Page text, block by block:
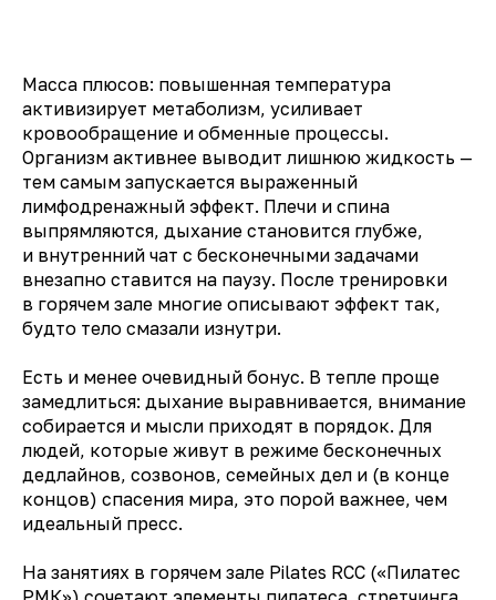
Масса плюсов: повышенная температура
активизирует метаболизм, усиливает
кровообращение и обменные процессы.
Организм активнее выводит лишнюю жидкость —
тем самым запускается выраженный
лимфодренажный эффект. Плечи и спина
выпрямляются, дыхание становится глубже,
и внутренний чат с бесконечными задачами
внезапно ставится на паузу. После тренировки
в горячем зале многие описывают эффект так,
будто тело смазали изнутри.
Есть и менее очевидный бонус. В тепле проще
замедлиться: дыхание выравнивается, внимание
собирается и мысли приходят в порядок. Для
людей, которые живут в режиме бесконечных
дедлайнов, созвонов, семейных дел и (в конце
концов) спасения мира, это порой важнее, чем
идеальный пресс.
На занятиях в горячем зале Pilates RCC («Пилатес